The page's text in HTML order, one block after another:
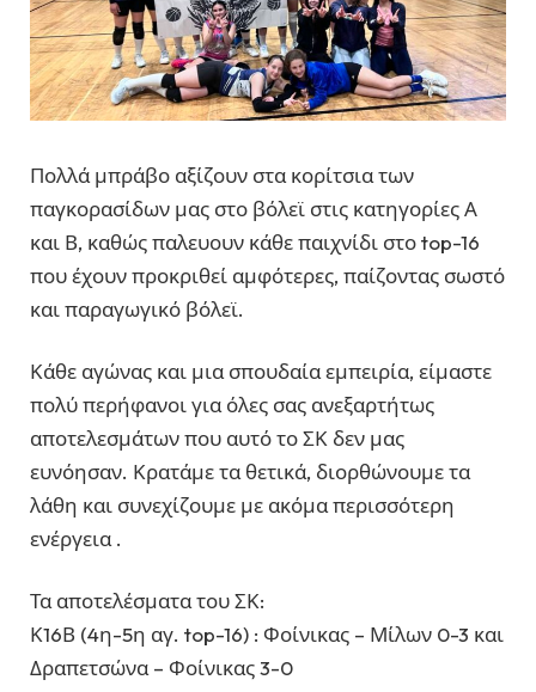
Πολλά μπράβο αξίζουν στα κορίτσια των
παγκορασίδων μας στο βόλεϊ στις κατηγορίες Α
και Β, καθώς παλευουν κάθε παιχνίδι στο top-16
που έχουν προκριθεί αμφότερες, παίζοντας σωστό
και παραγωγικό βόλεϊ.
Κάθε αγώνας και μια σπουδαία εμπειρία, είμαστε
πολύ περήφανοι για όλες σας ανεξαρτήτως
αποτελεσμάτων που αυτό το ΣΚ δεν μας
ευνόησαν. Κρατάμε τα θετικά, διορθώνουμε τα
λάθη και συνεχίζουμε με ακόμα περισσότερη
ενέργεια .
Τα αποτελέσματα του ΣΚ:
Κ16Β (4η-5η αγ. top-16) : Φοίνικας – Μίλων 0-3 και
Δραπετσώνα – Φοίνικας 3-0